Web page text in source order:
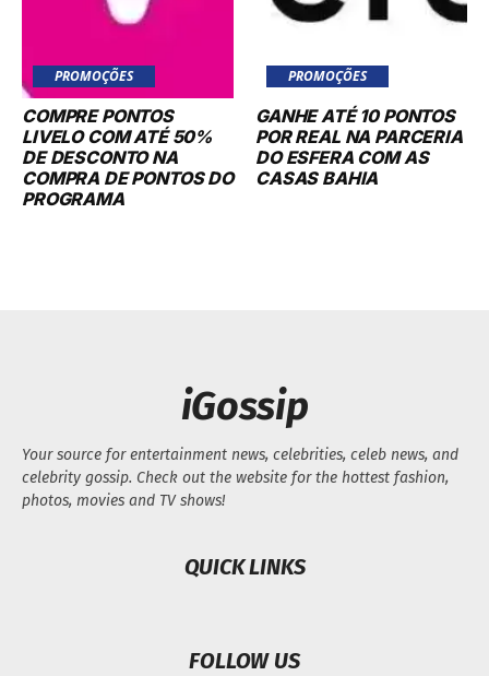
PROMOÇÕES
COMPRE PONTOS
LIVELO COM ATÉ 50%
DE DESCONTO NA
COMPRA DE PONTOS DO
PROGRAMA
PROMOÇÕES
GANHE ATÉ 10 PONTOS
POR REAL NA PARCERIA
DO ESFERA COM AS
CASAS BAHIA
iGossip
Your source for entertainment news, celebrities, celeb news, and
celebrity gossip. Check out the website for the hottest fashion,
photos, movies and TV shows!
QUICK LINKS
FOLLOW US